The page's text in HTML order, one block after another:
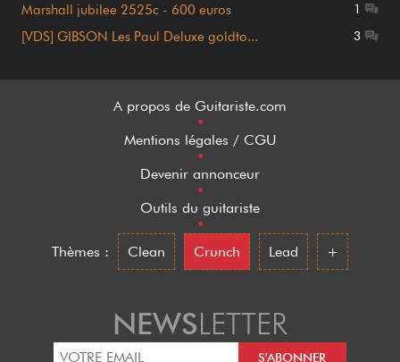
Marshall jubilee 2525c - 600 euros 1
[VDS] GIBSON Les Paul Deluxe goldto... 3
A propos de Guitariste.com
•
Mentions légales / CGU
•
Devenir annonceur
•
Outils du guitariste
•
Thèmes :
Clean Crunch Lead +
NEWSLETTER